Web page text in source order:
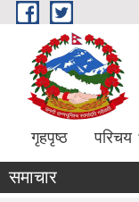
Skip to main content
गृहपृष्ठ परिचय
समाचार